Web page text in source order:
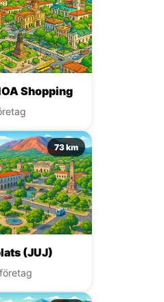
Shopping
73 km
(JUJ)